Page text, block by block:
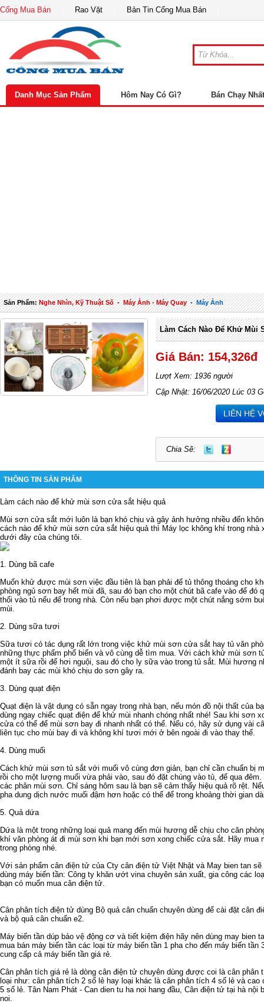
Cổng Mua Bán Rao Vặt Bản Tin Cổng Mua Bán
Danh Mục Sản Phẩm Hôm Nay Có Gì? Bán Chạy Nhất
Sản Phẩm:Nghe Nhìn, Kỹ Thuật Số-Máy Ảnh - Máy Quay-Máy Ảnh
Làm Cách Nào Để Khử Mùi
Giá Bán: 154,326đ
Lượt Xem: 1936 người
Cập Nhật: 16/06/2020 Lúc 03
LIÊN HỆ
Chia Sẽ:
THÔNG TIN SẢN PHẨM
Làm cách nào để khử mùi sơn cửa sắt hiệu quả
Mùi sơn cửa sắt mới luôn là bạn khó chịu và gây ảnh hưởng nhiều đến
cách nào để khử mùi sơn cửa sắt hiệu quả thì Máy lọc không khí trong nhà
dưới đây của chúng tôi.
1. Dùng bã cafe
Muốn khử được mùi sơn việc đầu tiên là bạn phải để tủ thông thoáng cho
phòng ngủ sơn bay hết mùi đã, sau đó bạn cho một chút bã cafe vào để đó
thổi vào tủ nếu để trong nhà. Còn nếu bạn phơi được một chút nắng sớm
mùi.
2. Dùng sữa tươi
Sữa tươi có tác dụng rất lớn trong việc khử mùi sơn cửa sắt hay tủ văn
những thực phẩm phổ biến và vô cùng dễ tìm mua. Với cách khử mùi sơn
một ít sữa rồi để hơi nguội, sau đó cho ly sữa vào trong tủ sắt. Mùi hương
đánh bay các mùi khó chịu do sơn gây ra.
3. Dùng quạt điện
Quạt điện là vật dụng có sẵn ngay trong nhà bạn, nếu món đồ nội thất của
dùng ngay chiếc quạt điện để khử mùi nhanh chóng nhất nhé! Sau khi sơn
cửa có thể để mùi sơn bay đi nhanh nhất có thể. Nếu có, hãy sử dụng vài
liên tục cho mùi bay đi và không khí tươi mới ở bên ngoài đi vào thay thế.
4. Dùng muối
Cách khử mùi sơn tủ sắt với muối vô cùng đơn giản, bạn chỉ cần chuẩn bị
rồi cho một lượng muối vừa phải vào, sau đó đặt chúng vào tủ, để qua
các phân mùi sơn. Chỉ sáng hôm sau là bạn sẽ cảm thấy hiệu quả rõ rệt.
pha dung dịch nước muối đậm hơn hoặc có thể để trong khoảng thời gian
5. Quả dứa
Dứa là một trong những loại quả mang đến mùi hương dễ chịu cho căn
khí văn phòng át đi mùi sơn khi bạn mới sơn xong chiếc cửa sắt. Hãy mua
trong phòng nhé.
Với sản phẩm cân điện tử của Cty cân điện tử Việt Nhật và May bien tan sẽ
dùng máy biến tần: Công ty khăn ướt vina chuyên sản xuất, gia công các
bạn có muốn mua cân điện tử
Cân phân tích điện tử dùng Bộ quả cân chuẩn chuyên dùng để cài đặt cân
và bộ quả cân chuẩn e2
Máy biến tần dúp bảo vệ động cơ và tiết kiệm điện hãy nên dùng may bien
mua bán máy biến tần các loại từ máy biến tần 1 pha cho đến máy biến tần
cung cấp cả máy biến tần giá rẻ
Cân phân tích giá rẻ là dòng cân điện tử chuyên dùng được coi là cân phân
loại như: cân phân tích 2 số lẻ hay loại khác là cân phân tích 4 số lẻ và cao
5 số lẻ . Tân Nam Phát - Can dien tu ha noi hang đầu, Cân điện tử tại hà nội
noi